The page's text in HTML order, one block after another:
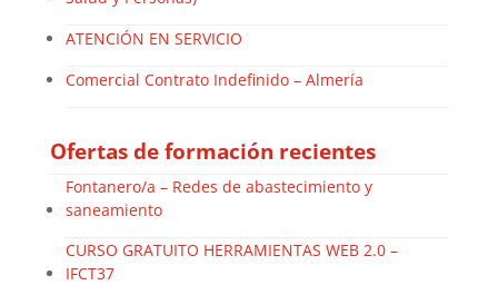
ATENCIÓN EN SERVICIO
Comercial Contrato Indefinido – Almería
Ofertas de formación recientes
Fontanero/a – Redes de abastecimiento y
saneamiento
CURSO GRATUITO HERRAMIENTAS WEB 2.0 –
IFCT37